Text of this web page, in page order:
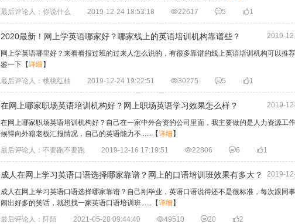
最后评论人：你说什么
2019-12-24 18:53:18 22617 5 1
2020最新！网上学英语哪家好？哪家线上的英语培训机构靠谱些？ 2019-
网上学英语哪里好？来看看报过班的过来人怎么说的，有很多靠谱的线上英语培训机构可以推
鉴一下 【详细 】
最后评论人：桃桃红柚
2019-12-24 19:22:51 30275 5 1
在网上哪家职场英语培训机构好？网上职场英语学习效果怎么样？ 2019-
在网上哪家职场英语培训机构好？自己在一家中外合资的公司里面，我主要做的是人力资源工
候得向外籍老板汇报情况，自己的英语能力不...... 【详细 】
最后评论人：不要跑不要跑
2019-12-16 17:19:51 22806 6 1
成人在网上学习英语口语选择哪家靠谱？网上的口语培训班效果有多大？ 2019-
成人在网上学习英语口语选择哪家靠谱？自己刚毕业，英语口语说得还不是很标准，每次跟同
闹出好多的笑话，就想找一家英语口语培训班...... 【详细 】
最后评论人：阡陌
2021-05-28 09:44:40 49510 20 2